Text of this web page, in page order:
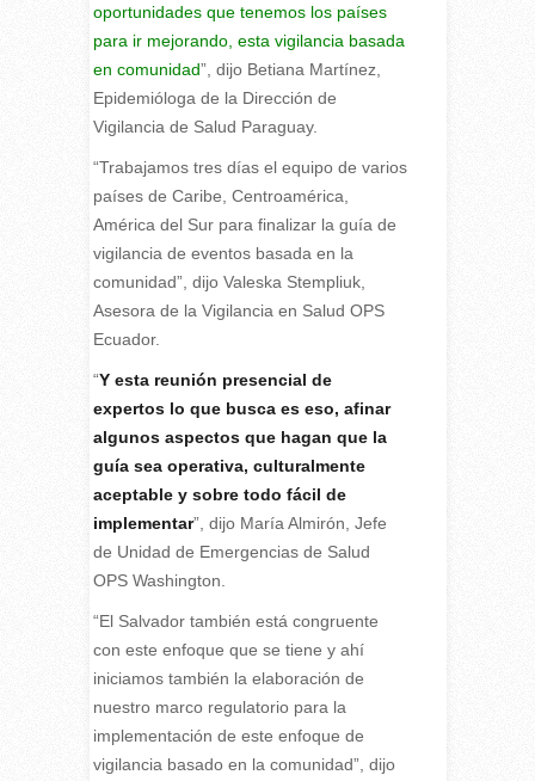
oportunidades que tenemos los países
para ir mejorando, esta vigilancia basada
en comunidad”, dijo Betiana Martínez,
Epidemióloga de la Dirección de
Vigilancia de Salud Paraguay.
“Trabajamos tres días el equipo de varios
países de Caribe, Centroamérica,
América del Sur para finalizar la guía de
vigilancia de eventos basada en la
comunidad”, dijo Valeska Stempliuk,
Asesora de la Vigilancia en Salud OPS
Ecuador.
“Y esta reunión presencial de
expertos lo que busca es eso, afinar
algunos aspectos que hagan que la
guía sea operativa, culturalmente
aceptable y sobre todo fácil de
implementar”, dijo María Almirón, Jefe
de Unidad de Emergencias de Salud
OPS Washington.
“El Salvador también está congruente
con este enfoque que se tiene y ahí
iniciamos también la elaboración de
nuestro marco regulatorio para la
implementación de este enfoque de
vigilancia basado en la comunidad”, dijo